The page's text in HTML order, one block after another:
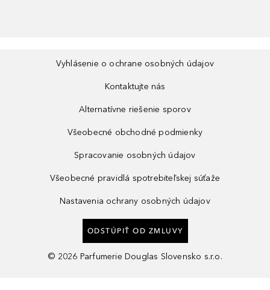
Vyhlásenie o ochrane osobných údajov
Kontaktujte nás
Alternatívne riešenie sporov
Všeobecné obchodné podmienky
Spracovanie osobných údajov
Všeobecné pravidlá spotrebiteľskej súťaže
Nastavenia ochrany osobných údajov
ODSTÚPIŤ OD ZMLUVY
© 2026 Parfumerie Douglas Slovensko s.r.o.